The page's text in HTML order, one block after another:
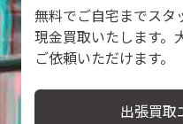
無料でご自宅までスタ
現金買取いたします。
ご依頼いただけます。
出張買取